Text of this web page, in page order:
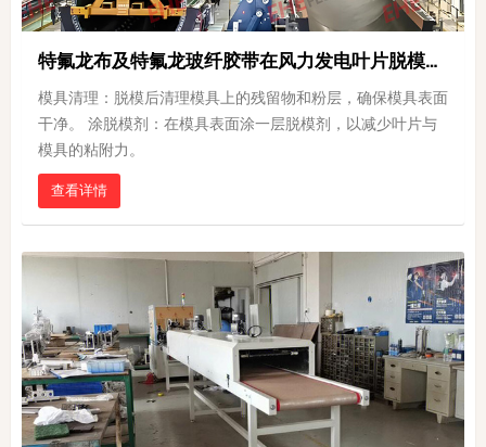
特氟龙布及特氟龙玻纤胶带在风力发电叶片脱模中的应用
模具清理‌：脱模后清理模具上的残留物和粉层，确保模具表面
干净‌。 涂脱模剂‌：在模具表面涂一层脱模剂，以减少叶片与
模具的粘附力‌。
查看详情